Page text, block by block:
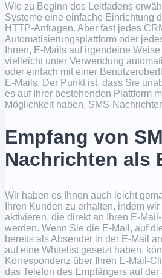
Wie zu Beginn des Leitfadens
Systeme eine einfache Einrichtung
HTTP-Anfragen. Aber fast jedes
Automatisierungsplattform oder
Ihnen, E-Mails auf irgendeine
vielleicht unter Verwendung
oder einfach mit einer
E-Mails. Der Punkt ist, dass Sie
es auf Ihrer bestehenden Plattform
Möglichkeit haben, SMS-
Empfang von
Nachrichten als
Wir haben es Ihnen auch leicht
Ihren Kunden zu erhalten, indem
aktivieren, die direkt an Ihren E-
werden. Wenn Sie die E-Mail, auf
bereits als Absender in der E-Mail
auf eine Whitelist gesetzt haben,
Korrespondenz über Ihren E-Mail-
das Telefon des Empfängers auf